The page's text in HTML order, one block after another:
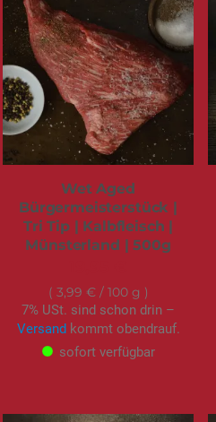
Wet Aged
Bürgermeisterstück |
Tri Tip | Kalbfleisch |
Münsterland | 500g
3,99 €/ 100 g
7% USt. sind schon drin –
Versandkommt obendrauf.
sofort verfügbar